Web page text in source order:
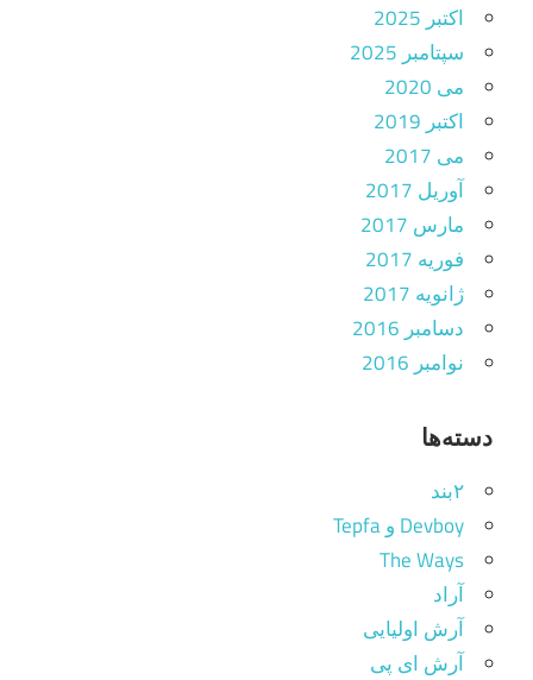
اکتبر 2025
سپتامبر 2025
می 2020
اکتبر 2019
می 2017
آوریل 2017
مارس 2017
فوریه 2017
ژانویه 2017
دسامبر 2016
نوامبر 2016
دسته‌ها
۲بند
Devboy و Tepfa
The Ways
آراد
آرش اولیایی
آرش ای پی